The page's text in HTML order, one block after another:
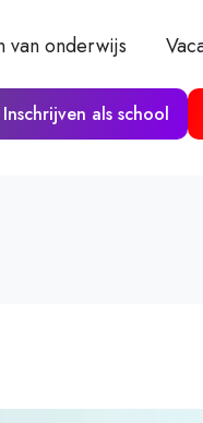
van onderwijs
Inschrijven als school